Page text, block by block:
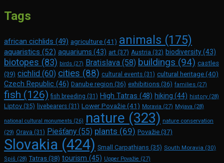
Tags
african cichlids (49) agriculture(41) animals (175)
aquaristics (52) aquariums (43) art (37) Austria (32) biodiversity(43)
biotopes (83) birds (27) Bratislava (58) buildings (94) castles
(39) cichlid (60) cities (88) cultural events (31) cultural heritage (40)
Czech Republic (46) Danube region (36) exhibitions (36) families (27)
fish (126) fish breeding (31) High Tatras (48) hiking (44) history (28)
Liptov (35) livebearers (31) Lower Považie(41) Moravia (27) Myjava (28)
national cultural monuments (26) nature (323) nature conservation
(29) Orava (31) Piešťany (55) plants (69) Považie (37)
Slovakia (424) Small Carpathians (35) South Moravia (30)
Spiš (28) Tatras (38) tourism (45) Upper Považie (27)